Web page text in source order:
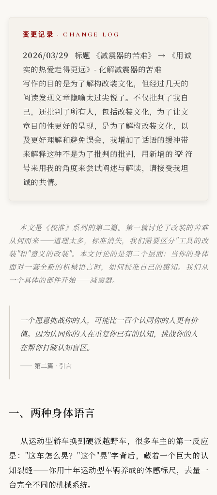
变更记录 · CHANGE LOG
2026/03/29 标题 《减震器的苦难》 → 《用诚
实的热爱走得更远》- 化解减震器的苦难
写作的目的是为了解构改装文化，但经过几天的
阅读发现文章隐喻太过尖锐了。不仅批判了我自
己，还批判了所有人，包括改装文化，为了让文
章目的性更好的呈现，是为了解构改装文化，以
及更好理解和避免误会，我增加了话语的缓冲带
来解释这种不是为了批判的批判，用新增的💡符
号来用我的角度来尝试阐述与解读，请接受我坦
诚的共情。
本文是《校准》系列的第二篇。第一篇讨论了改装的苦难
从何而来——道理太多，标准消失，我们需要区分"工具的改
装"和"意义的改装"。本文讨论的是第二个层面：当你的身体
面对一套全新的机械语言时，如何校准自己的感知。我们从
一个具体的部件开始——减震器。
一个愿意挑战你的人，可能比一百个认同你的人更有价
值。因为认同你的人在重复你已有的认知，挑战你的人
在帮你打破认知盲区。
—— 第二篇 · 引言
一、两种身体语言
从运动型轿车换到硬派越野车，很多车主的第一反应
是："这车怎么晃？"这个"晃"字背后，藏着一个巨大的认
知裂缝——你用十年运动型车辆养成的体感标尺，去量一
台完全不同的机械系统。